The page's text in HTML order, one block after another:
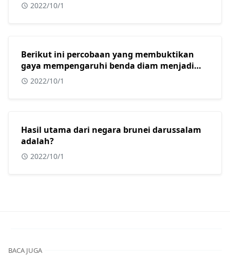
2022/10/1
Berikut ini percobaan yang membuktikan
gaya mempengaruhi benda diam menjadi
bergerak adalah?
2022/10/1
Hasil utama dari negara brunei darussalam
adalah?
2022/10/1
BACA JUGA